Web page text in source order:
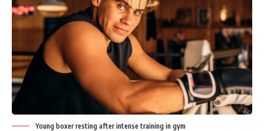
Young boxer resting after intense training in gym